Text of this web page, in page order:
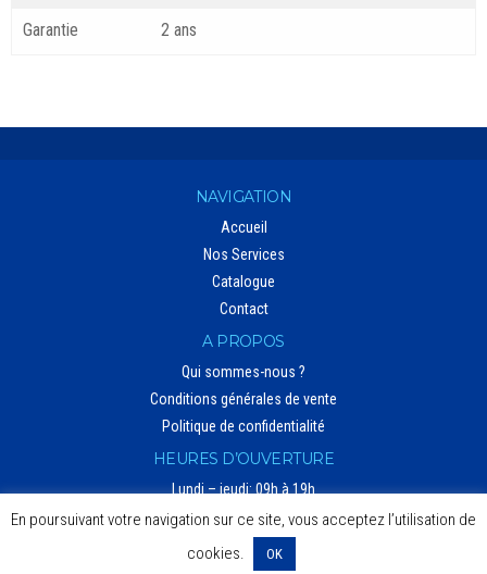
Garantie 2 ans
NAVIGATION
Accueil
Nos Services
Catalogue
Contact
A PROPOS
Qui sommes-nous ?
Conditions générales de vente
Politique de confidentialité
HEURES D’OUVERTURE
Lundi – jeudi: 09h à 19h
Vendredi: 9h à 12h30 – 14h30 à 19h (heure d’hiver)
Vendredi: 9h à 13h30 – 15h30 à 19h (heure d’été)
Samedi: 10h à 19h
En poursuivant votre navigation sur ce site, vous acceptez l’utilisation de
cookies.
OK